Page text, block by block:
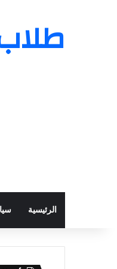
الرئيسية